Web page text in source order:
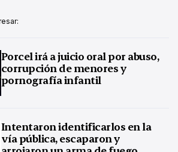
Porcel irá a juicio oral por abuso,
corrupción de menores y
pornografía infantil
Intentaron identificarlos en la
vía pública, escaparon y